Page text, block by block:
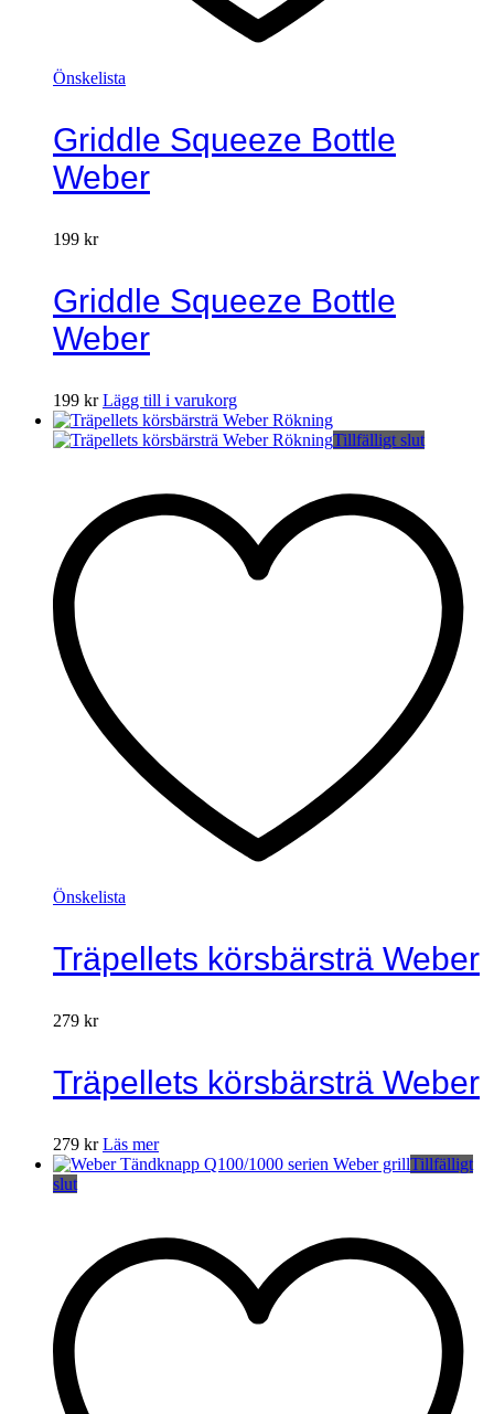
Önskelista
Griddle Squeeze Bottle
Weber
199 kr
Griddle Squeeze Bottle
Weber
199 kr Lägg till i varukorg
Tillfälligt slut
Önskelista
Träpellets körsbärsträ Weber
279 kr
Träpellets körsbärsträ Weber
279 kr Läs mer
Tillfälligt
slut